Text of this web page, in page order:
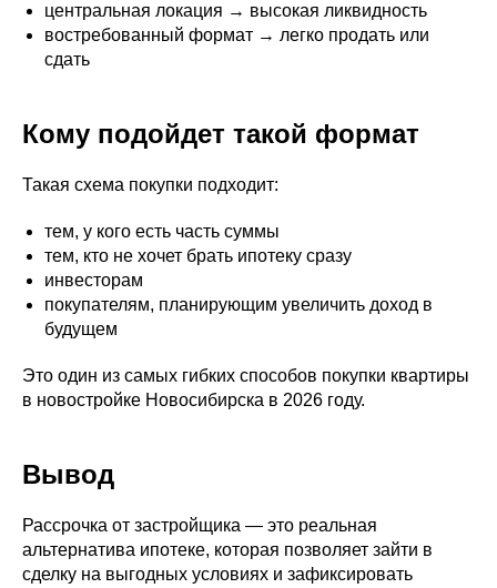
центральная локация → высокая ликвидность
востребованный формат → легко продать или
сдать
Кому подойдет такой формат
Такая схема покупки подходит:
тем, у кого есть часть суммы
тем, кто не хочет брать ипотеку сразу
инвесторам
покупателям, планирующим увеличить доход в
будущем
Это один из самых гибких способов покупки квартиры
в новостройке Новосибирска в 2026 году.
Вывод
Рассрочка от застройщика — это реальная
альтернатива ипотеке, которая позволяет зайти в
сделку на выгодных условиях и зафиксировать